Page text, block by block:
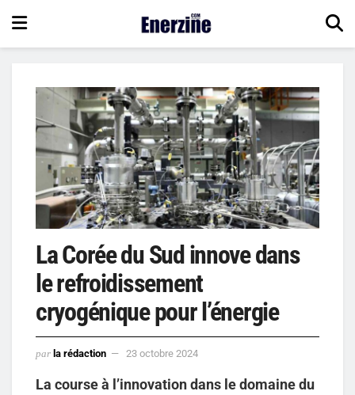
La Corée du Sud innove dans
le refroidissement
cryogénique pour l’énergie
par la rédaction 23 octobre 2024
La course à l’innovation dans le domaine du